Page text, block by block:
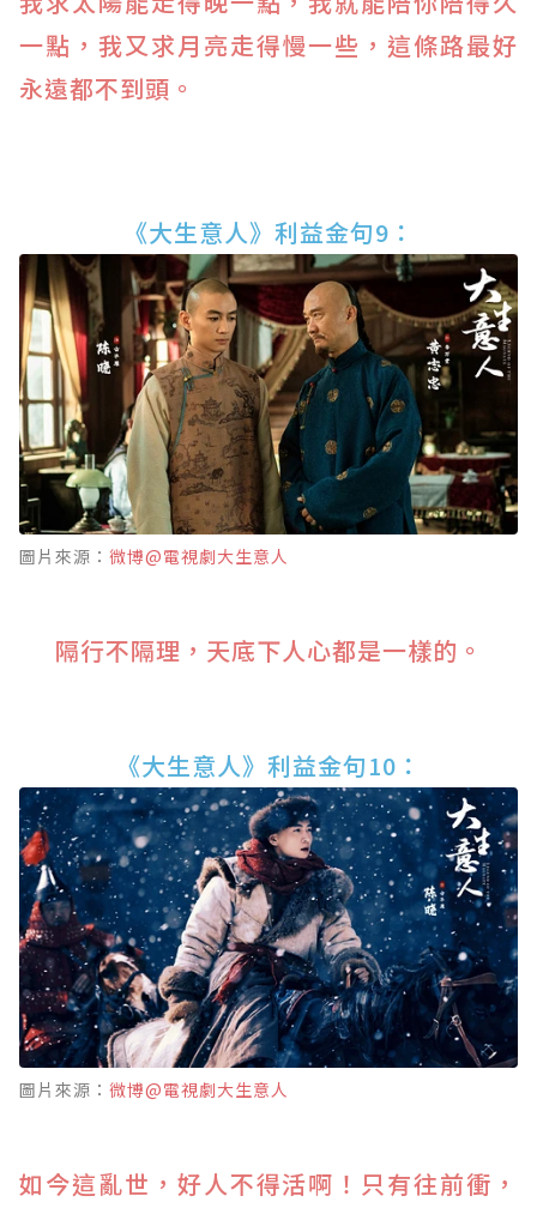
一點，我又求月亮走得慢一些，這條路最好
永遠都不到頭。
《大生意人》利益金句9：
圖片來源： 微博@電視劇大生意人
隔行不隔理，天底下人心都是一樣的。
《大生意人》利益金句10：
圖片來源： 微博@電視劇大生意人
如今這亂世，好人不得活啊！只有往前衝，